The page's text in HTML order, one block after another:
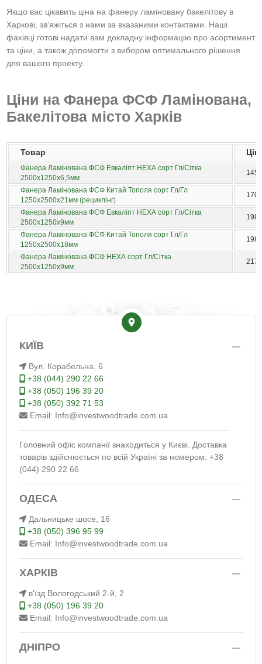
Якщо вас цікавить ціна на фанеру ламіновану бакелітову в
Харкові, зв'яжіться з нами за вказаними контактами. Наші
фахівці готові надати вам докладну інформацію про асортимент
та ціни, а також допомогти з вибором оптимального рішення
для вашого проекту.
Ціни на Фанера ФСФ Ламінована,
Бакелітова місто Харків
Товар
Фанера Ламінована ФСФ Евкаліпт НЕХА сорт Гл/Сітка
2500х1250х6,5мм
Фанера Ламінована ФСФ Китай Тополя сорт Гл/Гл
1250х2500х21мм (рециклінг)
Фанера Ламінована ФСФ Евкаліпт НЕХА сорт Гл/Сітка
2500х1250х9мм
Фанера Ламінована ФСФ Китай Тополя сорт Гл/Гл
1250х2500х18мм
Фанера Ламінована ФСФ НЕХА сорт Гл/Сітка
2500х1250х9мм
КИЇВ
Вул. Корабельна, 6
+38 (044) 290 22 66
+38 (050) 196 39 20
+38 (050) 392 71 53
Email: Info@investwoodtrade.com.ua
Головний офіс компанії знаходиться у Києві. Доставка
товарів здійснюється по всій Україні за номером: +38
(044) 290 22 66
ОДЕСА
Дальницьке шосе, 16
+38 (050) 396 95 99
Email: Info@investwoodtrade.com.ua
ХАРКІВ
в'їзд Вологодський 2-й, 2
+38 (050) 196 39 20
Email: Info@investwoodtrade.com.ua
ДНІПРО